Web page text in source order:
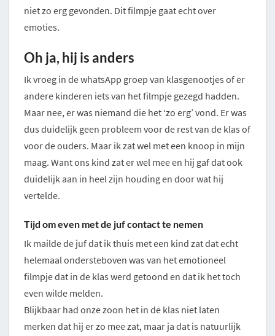
niet zo erg gevonden. Dit filmpje gaat echt over
emoties.
Oh ja, hij is anders
Ik vroeg in de whatsApp groep van klasgenootjes of er
andere kinderen iets van het filmpje gezegd hadden.
Maar nee, er was niemand die het ‘zo erg’ vond. Er was
dus duidelijk geen probleem voor de rest van de klas of
voor de ouders. Maar ik zat wel met een knoop in mijn
maag. Want ons kind zat er wel mee en hij gaf dat ook
duidelijk aan in heel zijn houding en door wat hij
vertelde.
Tijd om even met de juf contact te nemen
Ik mailde de juf dat ik thuis met een kind zat dat echt
helemaal ondersteboven was van het emotioneel
filmpje dat in de klas werd getoond en dat ik het toch
even wilde melden.
Blijkbaar had onze zoon het in de klas niet laten
merken dat hij er zo mee zat, maar ja dat is natuurlijk